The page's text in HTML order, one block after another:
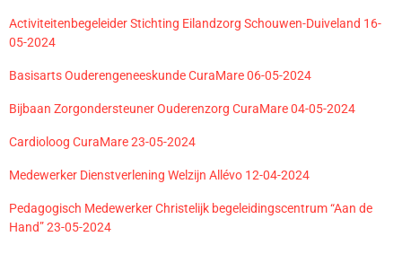
Activiteitenbegeleider Stichting Eilandzorg Schouwen-Duiveland 16-
05-2024
Basisarts Ouderengeneeskunde CuraMare 06-05-2024
Bijbaan Zorgondersteuner Ouderenzorg CuraMare 04-05-2024
Cardioloog CuraMare 23-05-2024
Medewerker Dienstverlening Welzijn Allévo 12-04-2024
Pedagogisch Medewerker Christelijk begeleidingscentrum “Aan de
Hand” 23-05-2024